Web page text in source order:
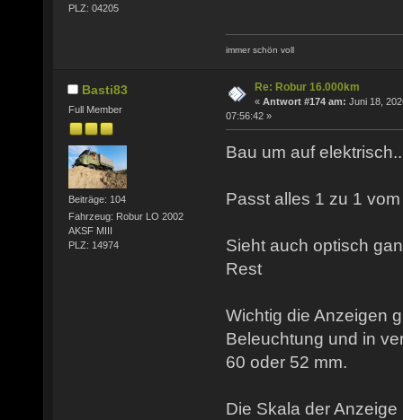
PLZ: 04205
immer schön voll
Basti83
Full Member
Beiträge: 104
Fahrzeug: Robur LO 2002
AKSF MIII
PLZ: 14974
Re: Robur 16.000km
« Antwort #174 am: Juni 18,
07:56:42 »
Bau um auf
Passt alles 1 zu 1
Sieht auch optisch
Rest
Wichtig die Anzeigen
Beleuchtung und in
60 oder 52 mm.
Die Skala der